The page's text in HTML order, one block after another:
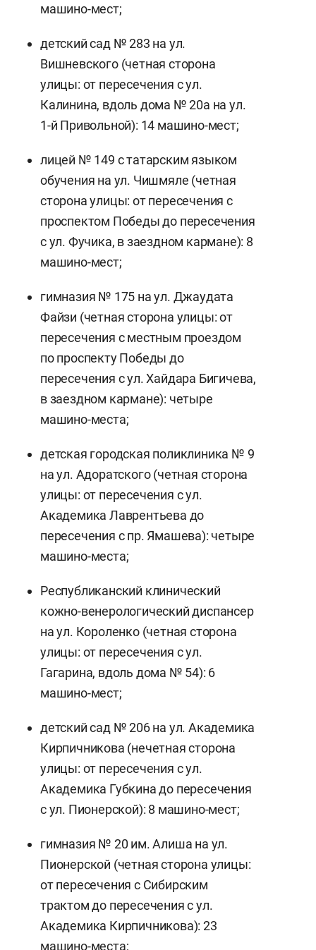
машино-мест;
детский сад № 283 на ул.
Вишневского (четная сторона
улицы: от пересечения с ул.
Калинина, вдоль дома № 20а на ул.
1-й Привольной): 14 машино-мест;
лицей № 149 с татарским языком
обучения на ул. Чишмяле (четная
сторона улицы: от пересечения с
проспектом Победы до пересечения
с ул. Фучика, в заездном кармане): 8
машино-мест;
гимназия № 175 на ул. Джаудата
Файзи (четная сторона улицы: от
пересечения с местным проездом
по проспекту Победы до
пересечения с ул. Хайдара Бигичева,
в заездном кармане): четыре
машино-места;
детская городская поликлиника № 9
на ул. Адоратского (четная сторона
улицы: от пересечения с ул.
Академика Лаврентьева до
пересечения с пр. Ямашева): четыре
машино-места;
Республиканский клинический
кожно-венерологический диспансер
на ул. Короленко (четная сторона
улицы: от пересечения с ул.
Гагарина, вдоль дома № 54): 6
машино-мест;
детский сад № 206 на ул. Академика
Кирпичникова (нечетная сторона
улицы: от пересечения с ул.
Академика Губкина до пересечения
с ул. Пионерской): 8 машино-мест;
гимназия № 20 им. Алиша на ул.
Пионерской (четная сторона улицы:
от пересечения с Сибирским
трактом до пересечения с ул.
Академика Кирпичникова): 23
машино-места;